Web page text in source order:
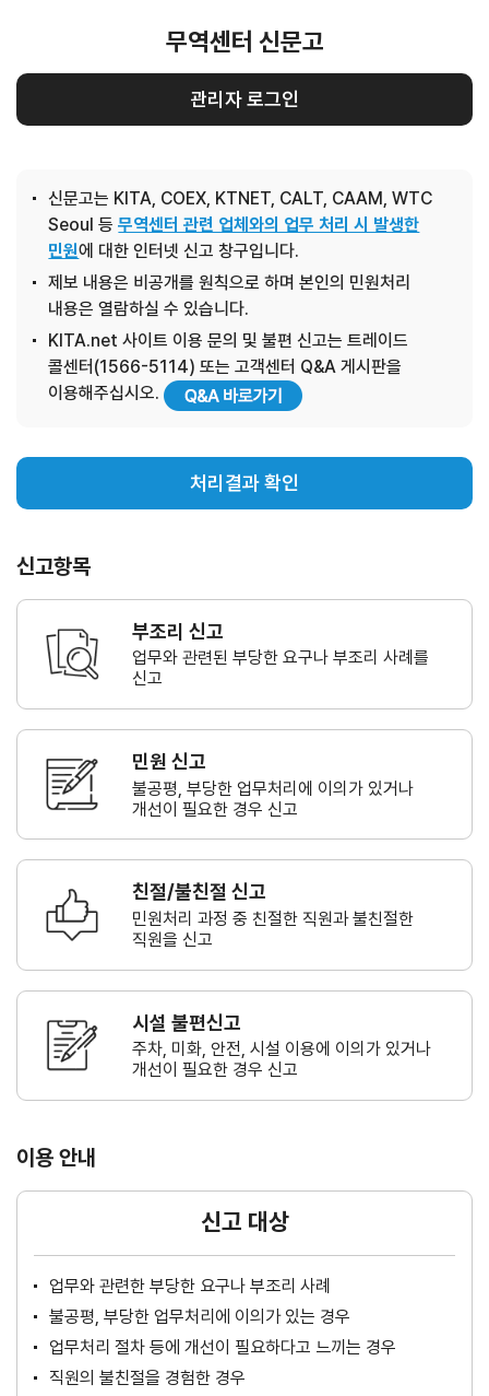
무역센터 신문고
관리자 로그인
신문고는 KITA, COEX, KTNET, CALT, CAAM, WTC
Seoul 등무역센터 관련 업체와의 업무 처리 시 발생한
민원에 대한 인터넷 신고 창구입니다.
제보 내용은 비공개를 원칙으로 하며 본인의 민원처리
내용은 열람하실 수 있습니다.
KITA.net 사이트 이용 문의 및 불편 신고는 트레이드
콜센터(1566-5114) 또는 고객센터 Q&A 게시판을
이용해주십시오.
처리결과 확인
신고항목
부조리 신고
업무와 관련된 부당한 요구나 부조리 사례를
신고
민원 신고
불공평, 부당한 업무처리에 이의가 있거나
개선이 필요한 경우 신고
친절/불친절 신고
민원처리 과정 중 친절한 직원과불친절한
직원을 신고
시설 불편신고
주차, 미화, 안전, 시설 이용에 이의가 있거나
개선이 필요한 경우 신고
이용 안내
신고 대상
업무와 관련한 부당한 요구나 부조리 사례
불공평, 부당한 업무처리에 이의가 있는 경우
업무처리 절차 등에 개선이 필요하다고 느끼는 경우
직원의 불친절을 경험한 경우